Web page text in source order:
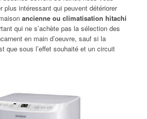
plus intéressant qui peuvent détériorer
ancienne ou climatisation hitachi
qui ne s’achète pas la sélection des
en main d’oeuvre, sauf si la
que sous l’effet souhaité et un circuit